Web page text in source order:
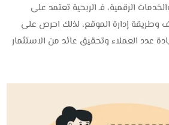
الرقمية، فـ الربحية تعتمد على
وطريقة إدارة الموقع، لذلك احرص على
عدد العملاء وتحقيق عائد من الاستثمار